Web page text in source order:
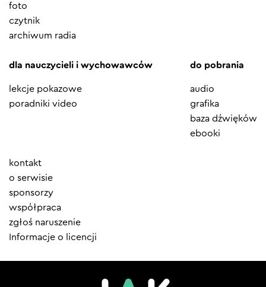
foto
czytnik
archiwum radia
dla nauczycieli i wychowawców
lekcje pokazowe
poradniki video
do pobrania
audio
grafika
baza dźwięków
ebooki
Element
menu
kontakt
o serwisie
sponsorzy
współpraca
zgłoś naruszenie
Informacje o licencji